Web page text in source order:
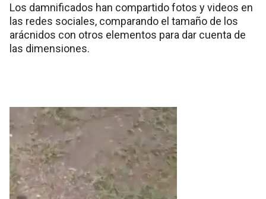
Los damnificados han compartido fotos y videos en
las redes sociales, comparando el tamaño de los
arácnidos con otros elementos para dar cuenta de
las dimensiones.